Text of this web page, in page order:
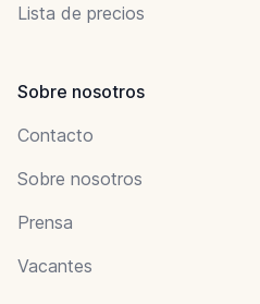
Lista de precios
Sobre nosotros
Contacto
Sobre nosotros
Prensa
Vacantes